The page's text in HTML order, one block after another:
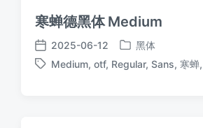
寒蝉德黑体 Medium
发
布
2025-06-12
发
布
黑体
标
Medium, otf, Regular, Sans, 寒蝉,